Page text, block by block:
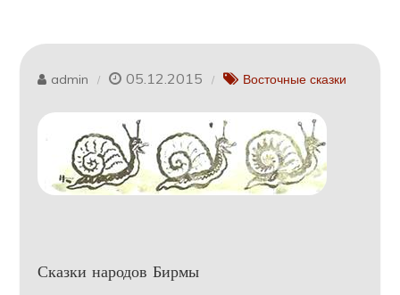
admin 05.12.2015 Восточные сказки
Сказки народов Бирмы